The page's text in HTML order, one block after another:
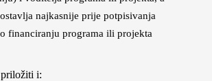
najkasnije prije potpisivanja
financiranju programa ili projekta
i: